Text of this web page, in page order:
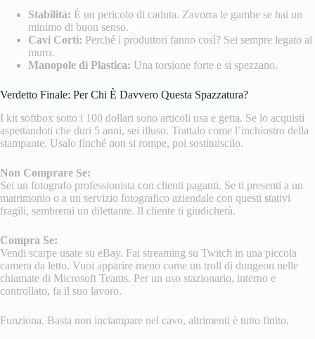
Stabilità: È un pericolo di caduta. Zavorra le gambe se hai un
minimo di buon senso.
Cavi Corti: Perché i produttori fanno così? Sei sempre legato al
muro.
Manopole di Plastica: Una torsione forte e si spezzano.
Verdetto Finale: Per Chi È Davvero Questa Spazzatura?
I kit softbox sotto i 100 dollari sono articoli usa e getta. Se lo acquisti
aspettandoti che duri 5 anni, sei illuso. Trattalo come l’inchiostro della
stampante. Usalo finché non si rompe, poi sostituiscilo.
Non Comprare Se:
Sei un fotografo professionista con clienti paganti. Se ti presenti a un
matrimonio o a un servizio fotografico aziendale con questi stativi
fragili, sembrerai un dilettante. Il cliente ti giudicherà.
Compra Se:
Vendi scarpe usate su eBay. Fai streaming su Twitch in una piccola
camera da letto. Vuoi apparire meno come un troll di dungeon nelle
chiamate di Microsoft Teams. Per un uso stazionario, interno e
controllato, fa il suo lavoro.
Funziona. Basta non inciampare nel cavo, altrimenti è tutto finito.